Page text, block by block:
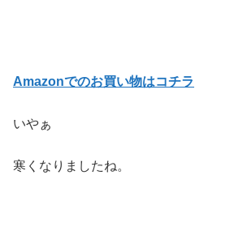
Amazonでのお買い物はコチラ
いやぁ
寒くなりましたね。